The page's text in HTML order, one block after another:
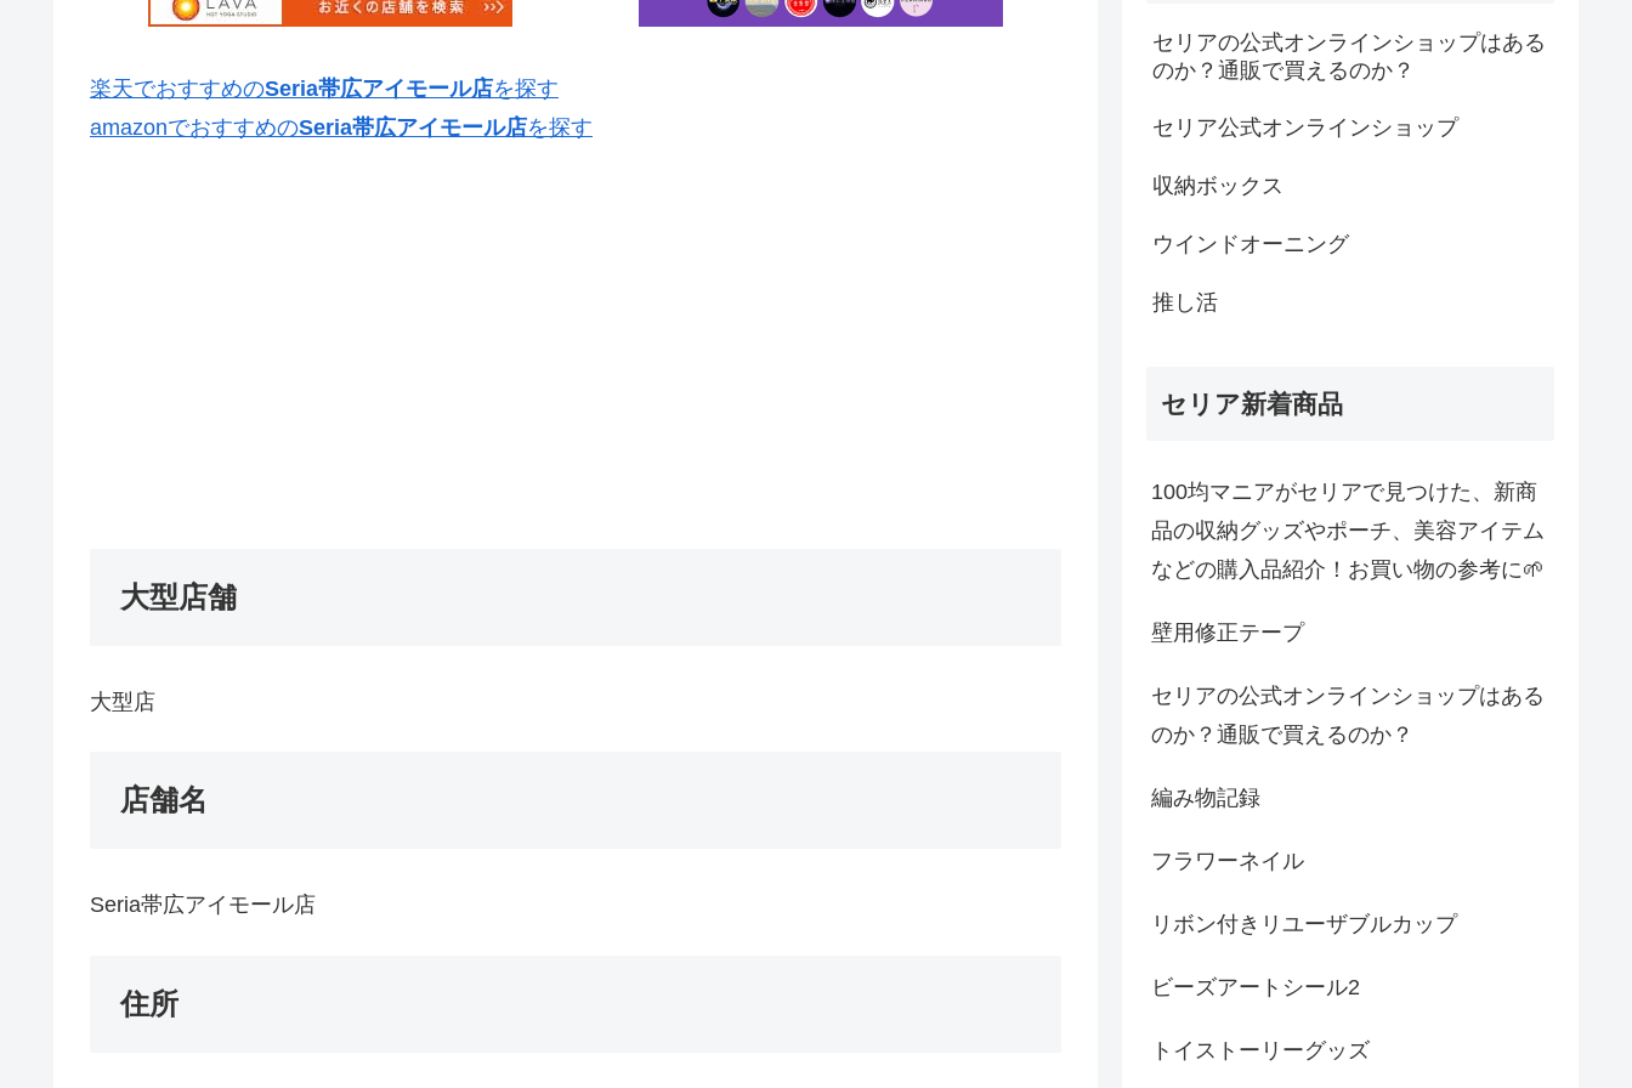
楽天でおすすめのSeria帯広アイモール店を探す
amazonでおすすめのSeria帯広アイモール店を探す
大型店舗
大型店
店舗名
Seria帯広アイモール店
住所
セリアの公式オンラインショップはある
のか？通販で買えるのか？
セリア公式オンラインショップ
収納ボックス
ウインドオーニング
推し活
セリア新着商品
100均マニアがセリアで見つけた、新商
品の収納グッズやポーチ、美容アイテム
などの購入品紹介！お買い物の参考に🌱
壁用修正テープ
セリアの公式オンラインショップはある
のか？通販で買えるのか？
編み物記録
フラワーネイル
リボン付きリユーザブルカップ
ビーズアートシール2
トイストーリーグッズ